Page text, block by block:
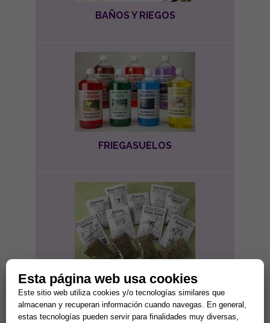
BAÑOS Y RIEGOS
FRIEGASUELOS
HIERBAS Y ATADITOS
Esta página web usa cookies
Este sitio web utiliza cookies y/o tecnologías similares que
almacenan y recuperan información cuando navegas. En general,
estas tecnologías pueden servir para finalidades muy diversas,